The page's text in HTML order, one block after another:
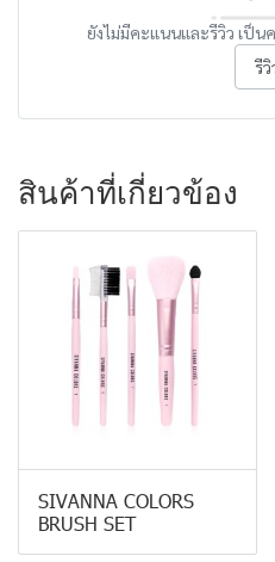
ยังไม่มีคะแนนและรีวิว เป็
รีวิ
สินค้าที่เกี่ยวข้อง
SIVANNA COLORS
BRUSH SET